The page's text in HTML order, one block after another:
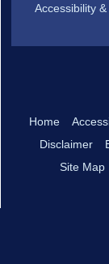
Accessibility
Home
Disclaimer
Site Map